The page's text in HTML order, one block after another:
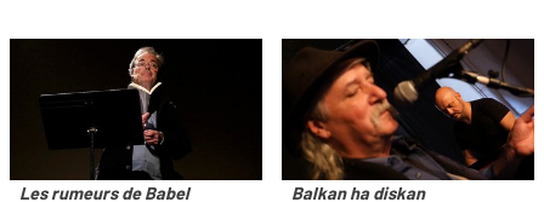
Les rumeurs de Babel Balkan ha diskan